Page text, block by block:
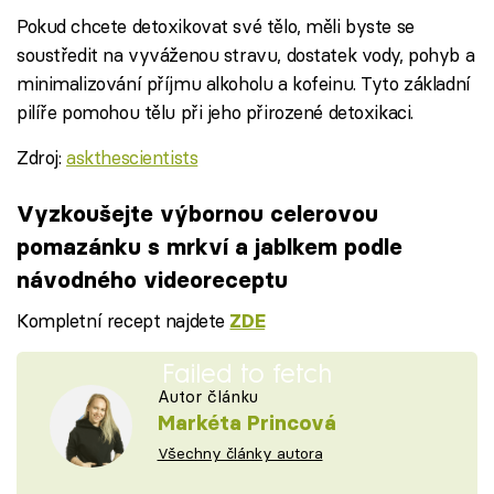
Pokud chcete detoxikovat své tělo, měli byste se
soustředit na vyváženou stravu, dostatek vody, pohyb a
minimalizování příjmu alkoholu a kofeinu. Tyto základní
pilíře pomohou tělu při jeho přirozené detoxikaci.
Zdroj:askthescientists
Vyzkoušejte výbornou celerovou
pomazánku s mrkví a jablkem podle
návodného videoreceptu
Kompletní recept najdete ZDE
Failed to fetch
Autor článku
Markéta Princová
Všechny články autora